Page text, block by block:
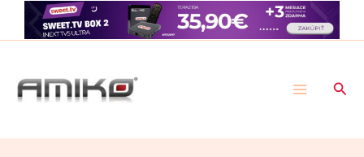
Preskočiť